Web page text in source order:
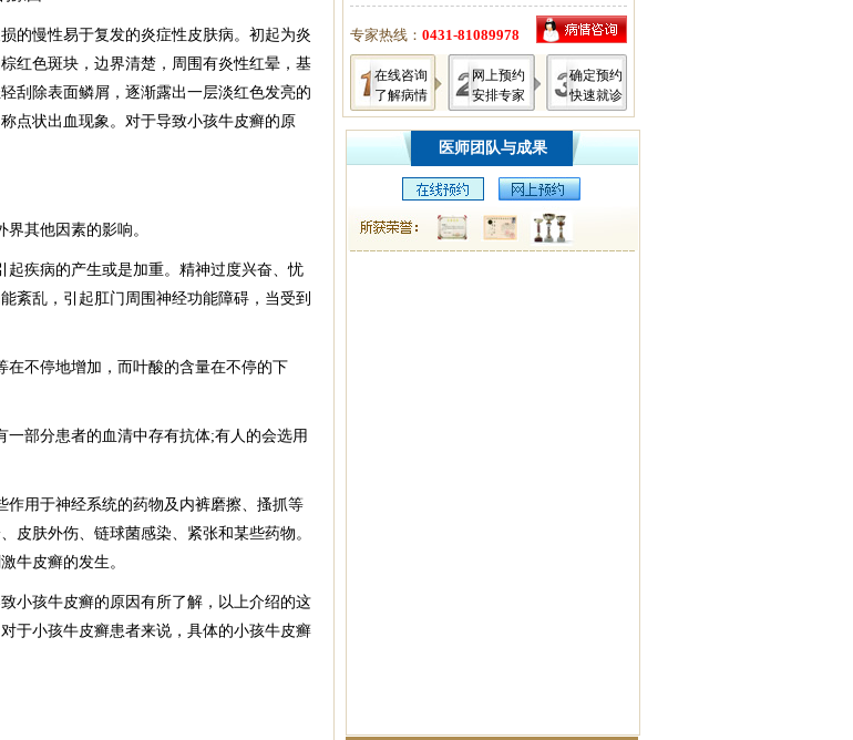
的慢性易于复发的炎症性皮肤病。初起为炎
红色斑块，边界清楚，周围有炎性红晕，基
刮除表面鳞屑，逐渐露出一层淡红色发亮的
点状出血现象。对于导致小孩牛皮癣的原
其他因素的影响。
疾病的产生或是加重。精神过度兴奋、忧
紊乱，引起肛门周围神经功能障碍，当受到
在不停地增加，而叶酸的含量在不停的下
部分患者的血清中存有抗体;有人的会选用
用于神经系统的药物及内裤磨擦、搔抓等
皮肤外伤、链球菌感染、紧张和某些药物。
牛皮癣的发生。
小孩牛皮癣的原因有所了解，以上介绍的这
于小孩牛皮癣患者来说，具体的小孩牛皮癣
专家热线： 0431-81089978
在线咨询
了解病情
网上预约
安排专家
确定预约
快速就诊
医师团队与成果